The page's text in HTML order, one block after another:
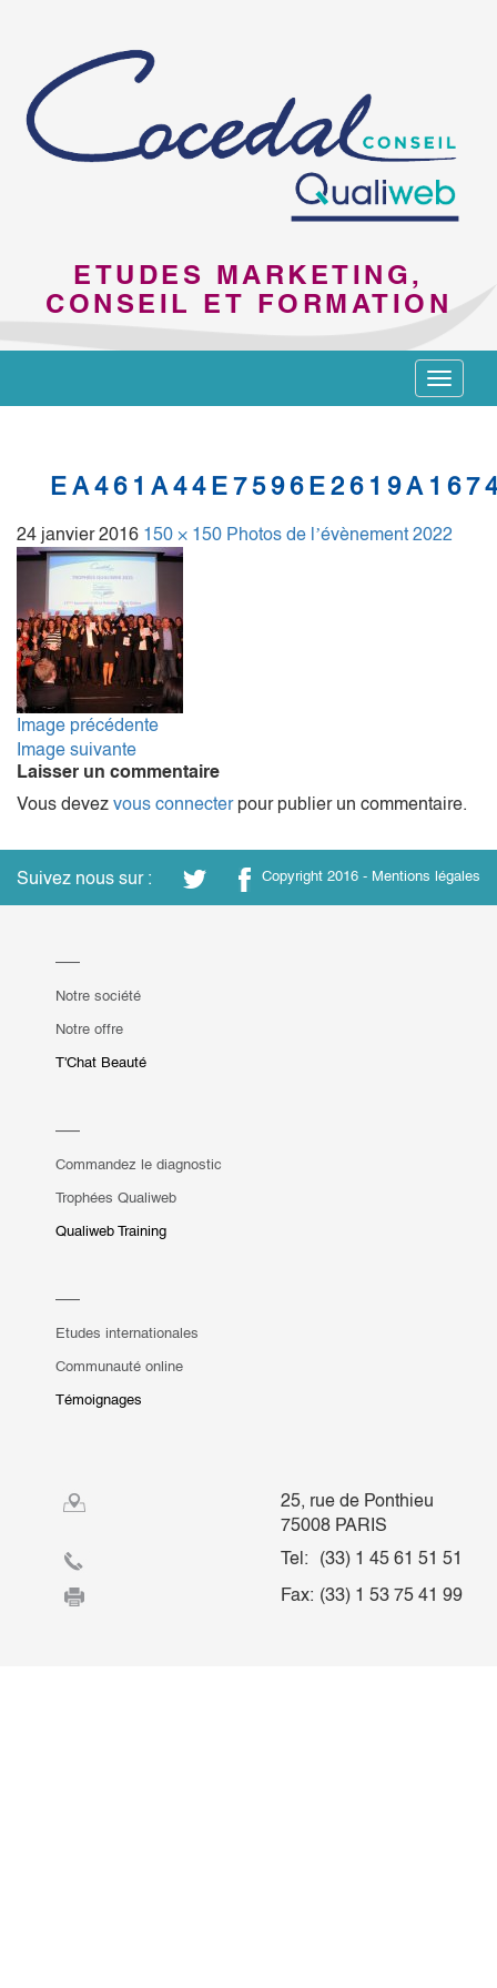
ETUDES MARKETING,
CONSEIL ET FORMATION
Toggle
24 janvier 2016 150 × 150 Photos de l’évènement 2022
Image précédente
Image suivante
Laisser un commentaire
Vous devez vous connecterpour publier un commentaire.
Suivez nous sur : Copyright 2016 - Mentions légales
Notre société
Notre offre
T'Chat Beauté
Commandez le diagnostic
Trophées Qualiweb
Qualiweb Training
Etudes internationales
Communauté online
Témoignages
25, rue de Ponthieu
75008 PARIS
Tel:
(33) 1 45 61 51 51
Fax: (33) 1 53 75 41 99